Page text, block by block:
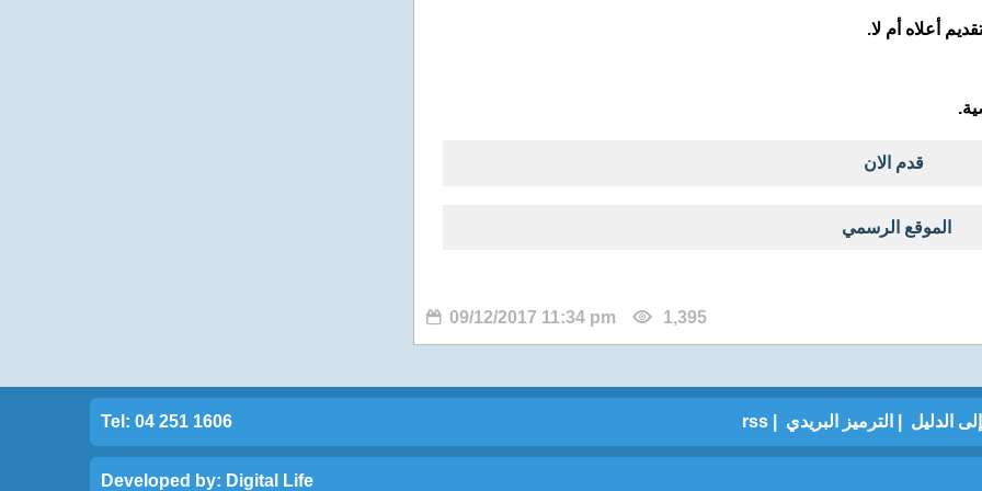
أعلاه أم لا.
قدم الان
الموقع الرسمي
09/12/2017 11:34 pm 1,395
الدليل الترميز البريدي rss
Tel: 04 251 1606
Developed by: Digital Life